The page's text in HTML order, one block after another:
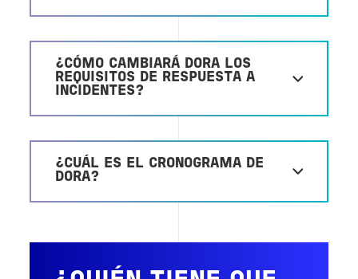
¿CÓMO CAMBIARÁ DORA LOS
REQUISITOS DE RESPUESTA A
INCIDENTES?
¿CUÁL ES EL CRONOGRAMA DE
DORA?